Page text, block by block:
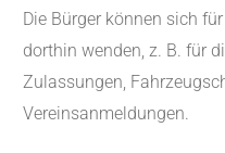
Die Bürger können sich
dorthin wenden, z. B. für
Zulassungen,
Vereinsanmeldungen.